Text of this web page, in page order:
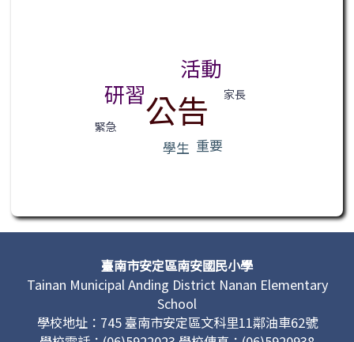
活動
研習公告 家長
緊急
學生 重要
頁尾區域內容臺南市安定區南安國民小學
Tainan Municipal Anding District Nanan Elementary
School
學校地址：745 臺南市安定區文科里11鄰油車62號